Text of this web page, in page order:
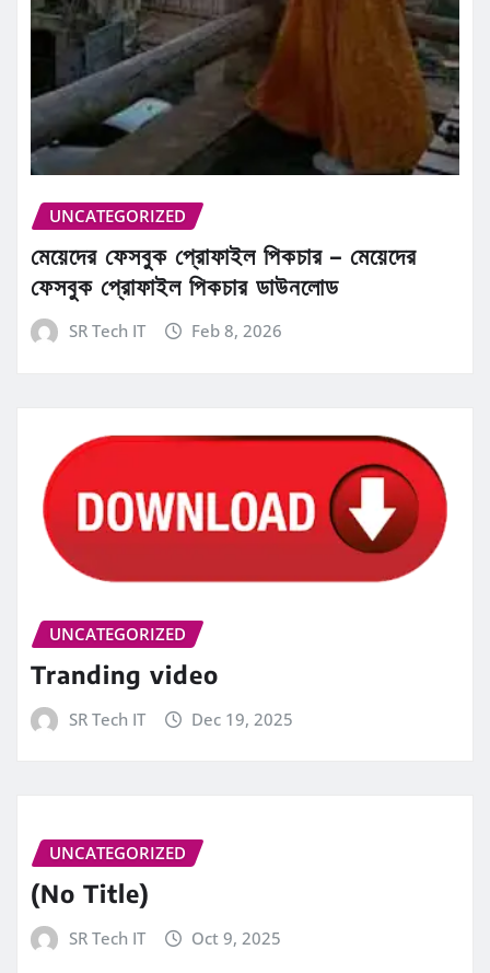
UNCATEGORIZED
মেয়েদের ফেসবুক প্রোফাইল পিকচার – মেয়েদের
ফেসবুক প্রোফাইল পিকচার ডাউনলোড
SR Tech IT Feb 8, 2026
UNCATEGORIZED
Tranding video
SR Tech IT Dec 19, 2025
UNCATEGORIZED
(No Title)
SR Tech IT Oct 9, 2025